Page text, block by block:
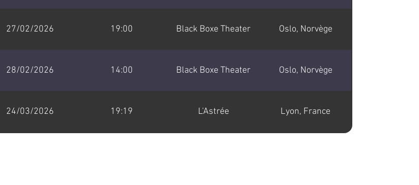
27/02/2026 19:00 Black Boxe Theater Oslo, Norvège
28/02/2026 14:00 Black Boxe Theater Oslo, Norvège
24/03/2026 19:19 L'Astrée Lyon, France